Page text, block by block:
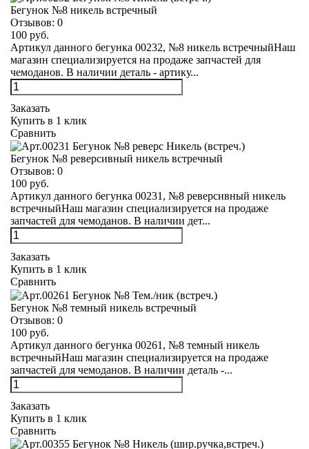
Бегунок №8 никель встречный
Отзывов: 0
100 руб.
Артикул данного бегунка 00232, №8 никель встречныйНаш
магазин специализируется на продаже запчастей для
чемоданов. В наличии деталь - артику...
Заказать
Купить в 1 клик
Сравнить
Бегунок №8 реверсивный никель встречный
Отзывов: 0
100 руб.
Артикул данного бегунка 00231, №8 реверсивный никель
встречныйНаш магазин специализируется на продаже
запчастей для чемоданов. В наличии дет...
Заказать
Купить в 1 клик
Сравнить
Бегунок №8 темный никель встречный
Отзывов: 0
100 руб.
Артикул данного бегунка 00261, №8 темный никель
встречныйНаш магазин специализируется на продаже
запчастей для чемоданов. В наличии деталь -...
Заказать
Купить в 1 клик
Сравнить